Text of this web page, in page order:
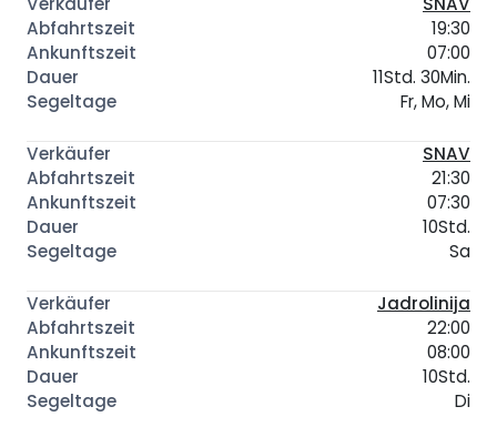
19:30
07:00
11Std. 30Min.
Fr, Mo, Mi
SNAV
21:30
07:30
10Std.
Sa
Jadrolinija
22:00
08:00
10Std.
Di